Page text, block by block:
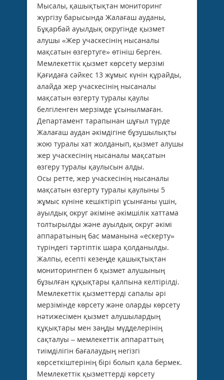
Мысалы, қашықтықтан мониторинг
жүргізу барысында Жалағаш ауданы,
Бұқарбай ауылдық округінде қызмет
алушы «Жер учаскесінің нысаналы
мақсатын өзгертуге» өтініш берген.
Мемлекеттік қызмет көрсету мерзімі
Қағидаға сәйкес 13 жұмыс күнін құрайды,
алайда жер учаскесінің нысаналы
мақсатын өзгерту туралы қаулы
белгіленген мерзімде ұсынылмаған.
Департамент тарапынан шұғыл түрде
Жалағаш аудан әкімдігіне бұзушылықты
жою туралы хат жолданып, қызмет алушы
жер учаскесінің нысаналы мақсатын
өзгеру туралы қаулысын алды.
Осы ретте, жер учаскесінің нысаналы
мақсатын өзгерту туралы қаулыны 5
жұмыс күніне кешіктіріп ұсынғаны үшін,
ауылдық округ әкіміне әкімшілік хаттама
толтырылды және ауылдық округ әкімі
аппаратының бас маманына «ескерту»
түріндегі тәртіптік шара қолданылды.
Жалпы, есепті кезеңде қашықтықтан
мониторингпен 6 қызмет алушының
бұзылған құқықтары қалпына келтірілді.
Мемлекеттік қызметтерді сапалы әрі
мерзімінде көрсету және оларды көрсету
нәтижесімен қызмет алушылардың
құқықтары мен заңды мүдделерінің
сақталуы – мемлекеттік аппараттың
тиімділігін бағалаудың негізгі
көрсеткіштерінің бірі болып қала бермек.
Мемлекеттік қызметтерді көрсету